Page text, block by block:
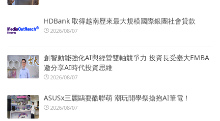
HDBank 取得越南歷來最大規模國際銀團社會貸款
2026/08/07
創智動能強化AI與經營雙軸競爭力 投資長受臺大EMBA
邀分享AI時代投資思維
2026/08/07
ASUSx三麗鷗耍酷聯萌 潮玩開學祭搶抱AI筆電！
2026/08/07